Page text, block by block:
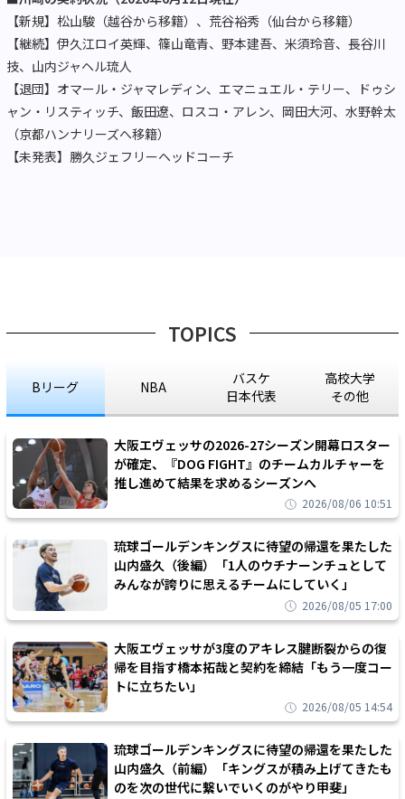
【新規】松山駿（越谷から移籍）、荒谷裕秀（仙台から移籍）
【継続】伊久江ロイ英輝、篠山竜青、野本建吾、米須玲音、長谷川
技、山内ジャヘル琉人
【退団】オマール・ジャマレディン、エマニュエル・テリー、ドゥシ
ャン・リスティッチ、飯田遼、ロスコ・アレン、岡田大河、水野幹太
（京都ハンナリーズへ移籍）
【未発表】勝久ジェフリーヘッドコーチ
TOPICS
Bリーグ NBA
バスケ
日本代表
高校大学
その他
大阪エヴェッサの2026-27シーズン開幕ロスター
が確定、『DOG FIGHT』のチームカルチャーを
推し進めて結果を求めるシーズンへ
2026/08/06 10:51
琉球ゴールデンキングスに待望の帰還を果たした
山内盛久（後編）「1人のウチナーンチュとして
みんなが誇りに思えるチームにしていく」
2026/08/05 17:00
大阪エヴェッサが3度のアキレス腱断裂からの復
帰を目指す橋本拓哉と契約を締結「もう一度コー
トに立ちたい」
2026/08/05 14:54
琉球ゴールデンキングスに待望の帰還を果たした
山内盛久（前編）「キングスが積み上げてきたも
のを次の世代に繋いでいくのがやり甲斐」